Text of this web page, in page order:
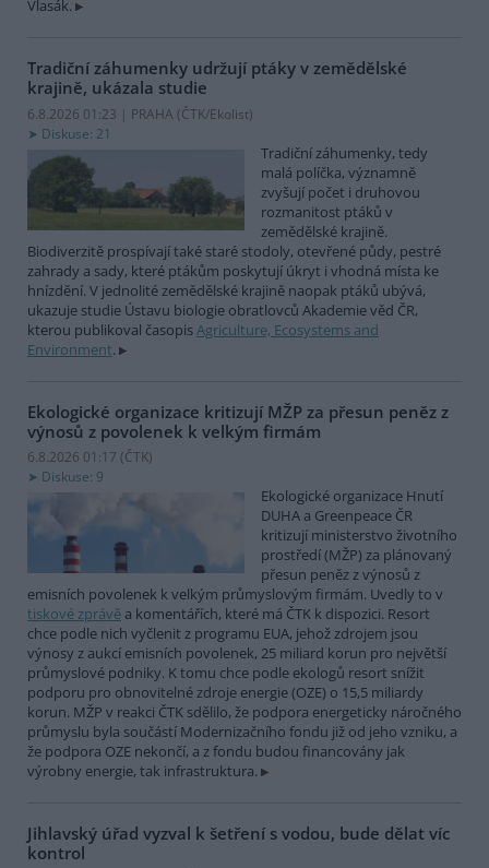
Vlasák.
Tradiční záhumenky udržují ptáky v zemědělské
krajině, ukázala studie
6.8.2026 01:23 | PRAHA (ČTK/Ekolist)
Diskuse: 21
Tradiční záhumenky, tedy
malá políčka, významně
zvyšují počet i druhovou
rozmanitost ptáků v
zemědělské krajině.
Biodiverzitě prospívají také staré stodoly, otevřené půdy, pestré
zahrady a sady, které ptákům poskytují úkryt i vhodná místa ke
hnízdění. V jednolité zemědělské krajině naopak ptáků ubývá,
ukazuje studie Ústavu biologie obratlovců Akademie věd ČR,
kterou publikoval časopisAgriculture, Ecosystems and
Environment.
Ekologické organizace kritizují MŽP za přesun peněz z
výnosů z povolenek k velkým firmám
6.8.2026 01:17 (ČTK)
Diskuse: 9
Ekologické organizace Hnutí
DUHA a Greenpeace ČR
kritizují ministerstvo životního
prostředí (MŽP) za plánovaný
přesun peněz z výnosů z
emisních povolenek k velkým průmyslovým firmám. Uvedly to v
tiskové zprávě a komentářích, které má ČTK k dispozici. Resort
chce podle nich vyčlenit z programu EUA, jehož zdrojem jsou
výnosy z aukcí emisních povolenek, 25 miliard korun pro největší
průmyslové podniky. K tomu chce podle ekologů resort snížit
podporu pro obnovitelné zdroje energie (OZE) o 15,5 miliardy
korun. MŽP v reakci ČTK sdělilo, že podpora energeticky náročného
průmyslu byla součástí Modernizačního fondu již od jeho vzniku, a
že podpora OZE nekončí, a z fondu budou financovány jak
výrobny energie, tak infrastruktura.
Jihlavský úřad vyzval k šetření s vodou, bude dělat víc
kontrol